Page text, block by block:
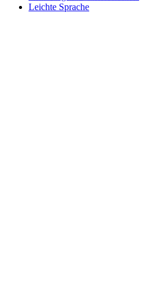
Leichte Sprache